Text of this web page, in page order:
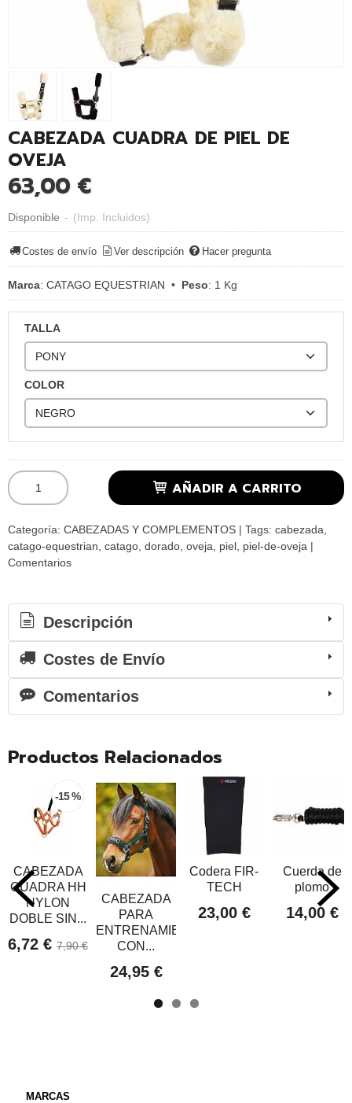
MARCAS
CABEZADA CUADRA DE PIEL DE
OVEJA
63,00 €
Disponible - (Imp. Incluidos)
Costes de envío Ver descripción Hacer pregunta
Marca: CATAGO EQUESTRIAN • Peso: 1 Kg
TALLA
COLOR
AÑADIR A CARRITO
Categoría: CABEZADAS Y COMPLEMENTOS | Tags: cabezada
catago-equestrian catago dorado oveja piel piel-de-oveja |
Comentarios
Descripción
Costes de Envío
Comentarios
Productos Relacionados
-15 %
CABEZADA
CUADRA HH
NYLON
DOBLE SIN...
6,72 € 7,90 €
CABEZADA
PARA
ENTRENAMIENTO
CON...
24,95 €
Codera FIR-
TECH
23,00 €
Cuerda de
plomo
14,00 €